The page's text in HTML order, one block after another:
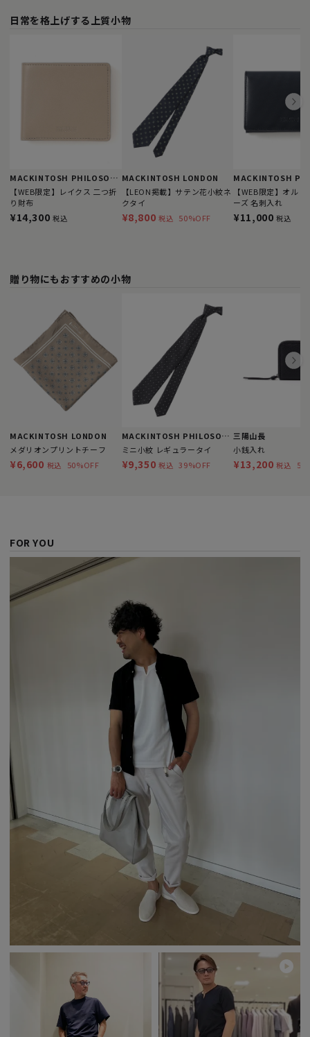
日常を格上げする上質小物
MACKINTOSH PHILOSOPHY
【WEB限定】レイクス 二つ折
り財布
¥14,300 税込
MACKINTOSH LONDON
【LEON掲載】サテン花小紋ネ
クタイ
¥8,800 税込 50%OFF
【WEB限定】オル
ーズ 名刺入れ
¥11,000 税込
贈り物にもおすすめの小物
MACKINTOSH LONDON
メダリオンプリントチーフ
¥6,600 税込 50%OFF
MACKINTOSH PHILOSOPHY
ミニ小紋 レギュラータイ
¥9,350 税込 39%OFF
三陽山長
小銭入れ
¥13,200 税込
FOR YOU